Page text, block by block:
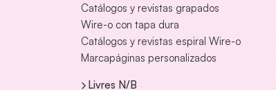
Catálogos y revistas grapados
Wire-o con tapa dura
Catálogos y revistas espiral Wire-o
Marcapáginas personalizados
Livres N/B